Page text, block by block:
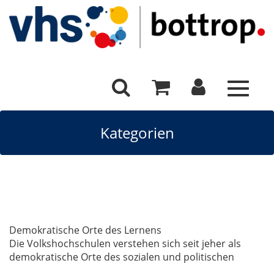
Toggle
Kategorien
Demokratische Orte des Lernens
Die Volkshochschulen verstehen sich seit jeher als
demokratische Orte des sozialen und politischen